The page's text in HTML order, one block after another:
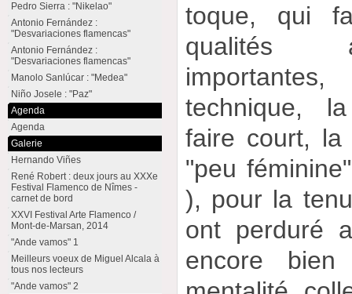
toque, qui
qualités
technique,
faire court, la
"peu
), pour la
ont perduré
encore
Pedro Sierra : "Nikelao"
Antonio Fernández :
"Desvariaciones flamencas"
Antonio Fernández :
"Desvariaciones flamencas"
Manolo Sanlúcar : "Medea"
Niño Josele : "Paz"
Agenda
Agenda
Galerie
Hernando Viñes
René Robert : deux jours au XXXe
Festival Flamenco de Nîmes -
carnet de bord
XXVI Festival Arte Flamenco /
Mont-de-Marsan, 2014
"Ande vamos" 1
Meilleurs voeux de Miguel Alcala à
tous nos lecteurs
"Ande vamos" 2